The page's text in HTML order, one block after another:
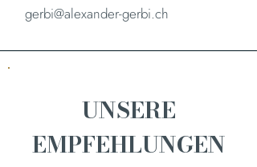
gerbi@alexander-gerbi.ch
UNSERE
EMPFEHLUNGEN